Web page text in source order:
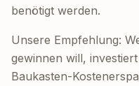
benötigt werden.
Unsere Empfehlung:
gewinnen will,
Baukasten-